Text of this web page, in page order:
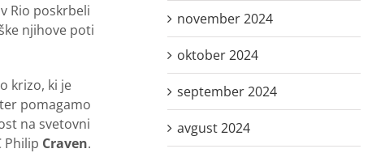
Rio poskrbeli
njihove poti
krizo, ki je
pomagamo
na svetovni
Philip Craven.
november 2024
oktober 2024
september 2024
avgust 2024